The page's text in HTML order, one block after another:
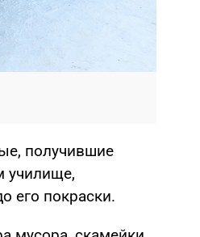
получившие
училище,
его покраски.